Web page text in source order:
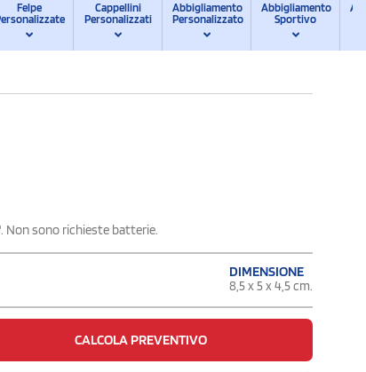
Felpe
Cappellini
Personalizzati
Abbigliamento
Personalizzato
Abbigliamento
Sportivo
Non sono richieste batterie.
DIMENSIONE
8,5 x 5 x 4,5 cm.
CALCOLA PREVENTIVO